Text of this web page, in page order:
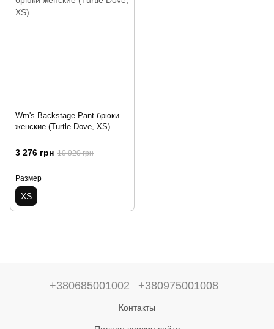
Wm's Backstage Pant брюки
женские (Turtle Dove, XS)
3 276 грн 10 920 грн
Размер
XS
+380685001002 +380975001008
Контакты